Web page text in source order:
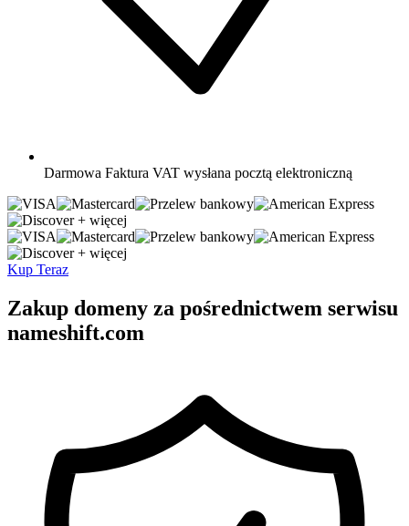
Darmowa Faktura VAT wysłana pocztą elektroniczną
+ więcej
+ więcej
Kup Teraz
Zakup domeny za pośrednictwem serwisu
nameshift.com